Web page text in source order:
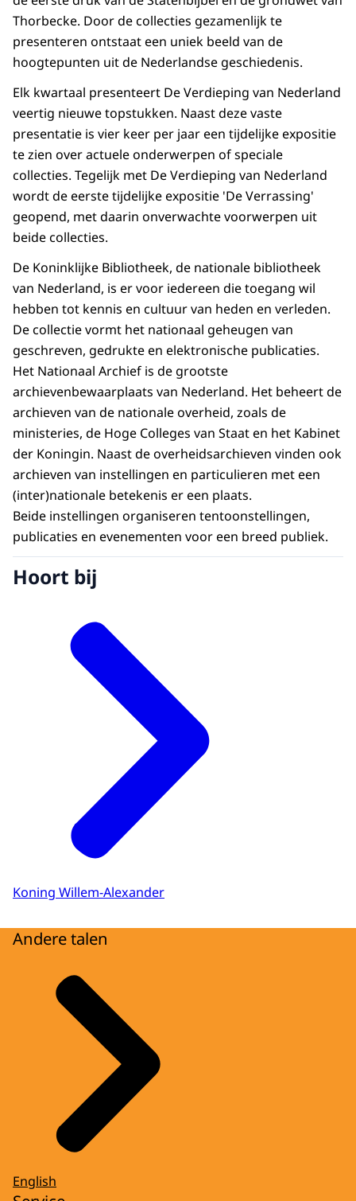
Thorbecke. Door de collecties gezamenlijk te
presenteren ontstaat een uniek beeld van de
hoogtepunten uit de Nederlandse geschiedenis.
Elk kwartaal presenteert De Verdieping van Nederland
veertig nieuwe topstukken. Naast deze vaste
presentatie is vier keer per jaar een tijdelijke expositie
te zien over actuele onderwerpen of speciale
collecties. Tegelijk met De Verdieping van Nederland
wordt de eerste tijdelijke expositie 'De Verrassing'
geopend, met daarin onverwachte voorwerpen uit
beide collecties.
De Koninklijke Bibliotheek, de nationale bibliotheek
van Nederland, is er voor iedereen die toegang wil
hebben tot kennis en cultuur van heden en verleden.
De collectie vormt het nationaal geheugen van
geschreven, gedrukte en elektronische publicaties.
Het Nationaal Archief is de grootste
archievenbewaarplaats van Nederland. Het beheert de
archieven van de nationale overheid, zoals de
ministeries, de Hoge Colleges van Staat en het Kabinet
der Koningin. Naast de overheidsarchieven vinden ook
archieven van instellingen en particulieren met een
(inter)nationale betekenis er een plaats.
Beide instellingen organiseren tentoonstellingen,
publicaties en evenementen voor een breed publiek.
Hoort bij
Koning Willem-Alexander
Andere talen
English